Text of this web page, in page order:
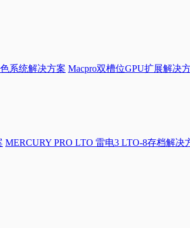
系统解决方案 Macpro双槽位GPU扩展解决
MERCURY PRO LTO 雷电3 LTO-8存档解决